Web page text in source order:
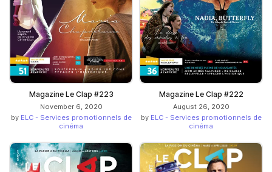
Magazine Le Clap #223
November 6, 2020
by ELC - Services promotionnels de
cinéma
Magazine Le Clap #222
August 26, 2020
by ELC - Services promotionnels de
cinéma